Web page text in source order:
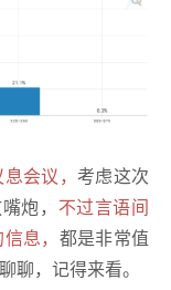
会议， 考虑这次
炮， 不过言语间
息， 都是非常值
聊，记得来看。